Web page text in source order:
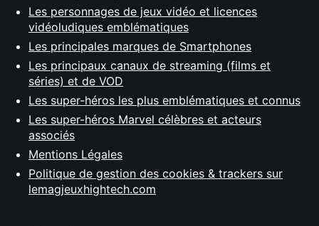
Les personnages de jeux vidéo et licences
vidéoludiques emblématiques
Les principales marques de Smartphones
Les principaux canaux de streaming (films et
séries) et de VOD
Les super-héros les plus emblématiques et connus
Les super-héros Marvel célèbres et acteurs
associés
Mentions Légales
Politique de gestion des cookies & trackers sur
lemagjeuxhightech.com